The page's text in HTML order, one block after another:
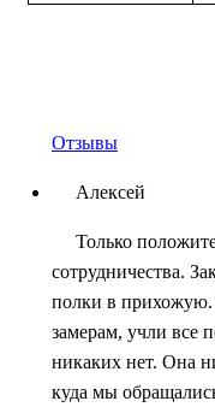
Отзывы
Алексей
Только
сотрудничества.
полки в
замерам, учли все
никаких нет. Она
куда мы